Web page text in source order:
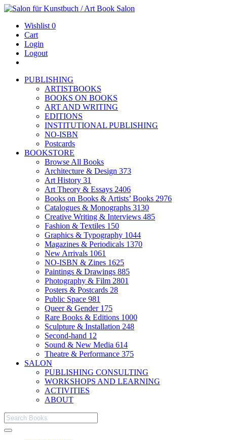
Wishlist 0
Cart
Login
Logout
PUBLISHING
ARTISTBOOKS
BOOKS ON BOOKS
ART AND WRITING
EDITIONS
INSTITUTIONAL PUBLISHING
NO-ISBN
Postcards
BOOKSTORE
Browse All Books
Architecture & Design 373
Art History 31
Art Theory & Essays 2406
Books on Books & Artists’ Books 2976
Catalogues & Monographs 3130
Creative Writing & Interviews 485
Fashion & Textiles 150
Graphics & Typography 1044
Magazines & Periodicals 1370
New Arrivals 1061
NO-ISBN & Zines 1625
Paintings & Drawings 885
Photography & Film 2801
Posters & Postcards 28
Public Space 981
Queer & Gender 175
Rare Books & Editions 1000
Sculpture & Installation 248
Second-hand 12
Sound & New Media 614
Theatre & Performance 375
SALON
PUBLISHING CONSULTING
WORKSHOPS AND LEARNING
ACTIVITIES
ABOUT